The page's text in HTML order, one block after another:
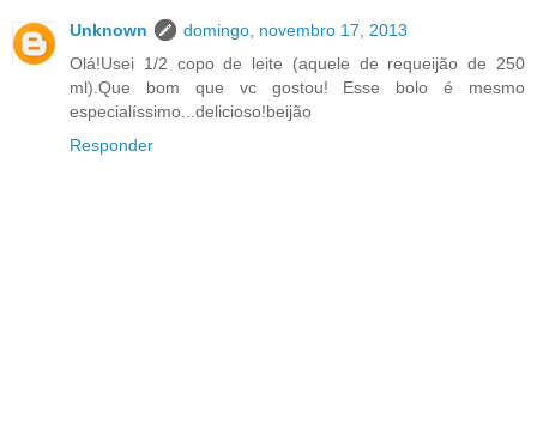
Unknown
domingo, novembro 17, 2013
Olá!Usei 1/2 copo de leite (aquele de requeijão de 250
ml).Que bom que vc gostou! Esse bolo é mesmo
especialíssimo...delicioso!beijão
Responder